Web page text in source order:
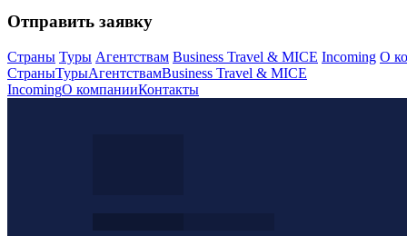
Отправить заявку
Страны Туры Агентствам Business Travel & MICE Incoming О
СтраныТурыАгентствамBusiness Travel & MICE
IncomingО компанииКонтакты